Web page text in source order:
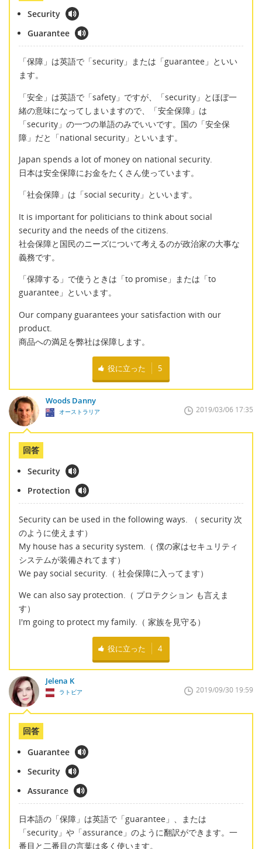
Security
Guarantee
「保障」は英語で「security」または「guarantee」といい
ます。
「安全」は英語で「safety」ですが、「security」とほぼ一
緒の意味になってしまいますので、「安全保障」は
「security」の一つの単語のみでいいです。国の「安全保
障」だと「national security」といいます。
Japan spends a lot of money on national security.
日本は安全保障にお金をたくさん使っています。
「社会保障」は「social security」といいます。
It is important for politicians to think about social
security and the needs of the citizens.
社会保障と国民のニーズについて考えるのが政治家の大事な
義務です。
「保障する」で使うときは「to promise」または「to
guarantee」といいます。
Our company guarantees your satisfaction with our
product.
商品への満足を弊社は保障します。
役に立った 5
Woods Danny
オーストラリア 2019/03/06 17:35
回答
Security
Protection
Security can be used in the following ways. （ security 次
のように使えます）
My house has a security system.（ 僕の家はセキュリティ
システムが装備されてます）
We pay social security.（ 社会保障に入ってます）
We can also say protection.（ プロテクション も言えま
す）
I'm going to protect my family.（ 家族を見守る）
役に立った 4
Jelena K
ラトビア 2019/09/30 19:59
回答
Guarantee
Security
Assurance
日本語の「保障」は英語で「guarantee」、または
「security」や「assurance」のように翻訳ができます。一
番目と二番目の言葉は多く使います。